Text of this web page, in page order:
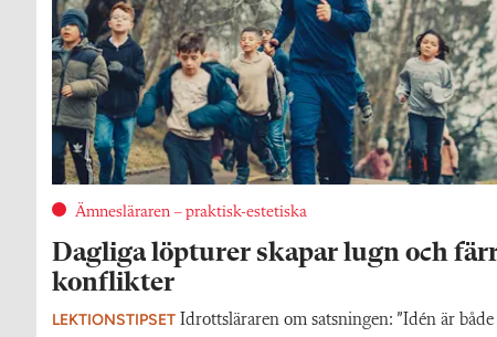
Ämnesläraren – praktisk-estetiska
Dagliga löpturer skapar lugn och
konflikter
LEKTIONSTIPSET Idrottsläraren om satsningen: ”Idén är både